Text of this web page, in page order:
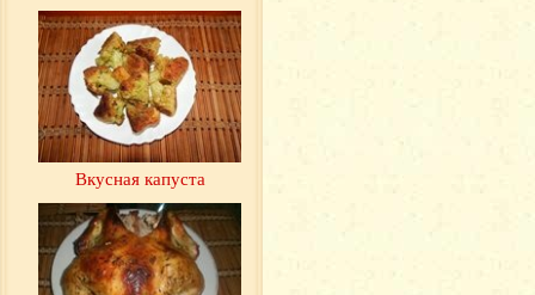
Вкусная капуста